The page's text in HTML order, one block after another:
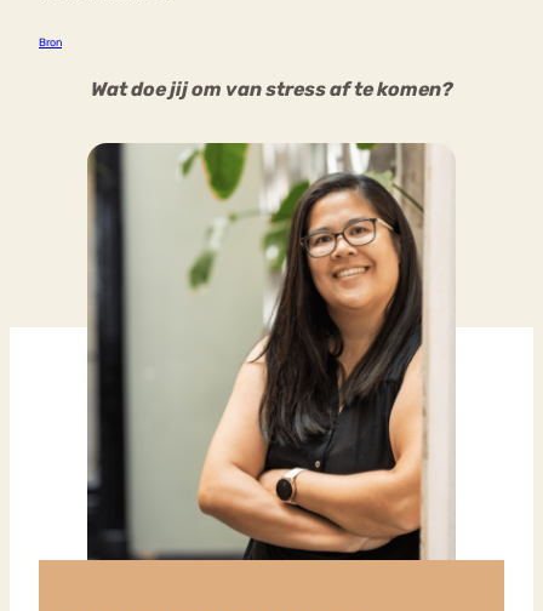
Bron
Wat doe jij om van stress af te komen?